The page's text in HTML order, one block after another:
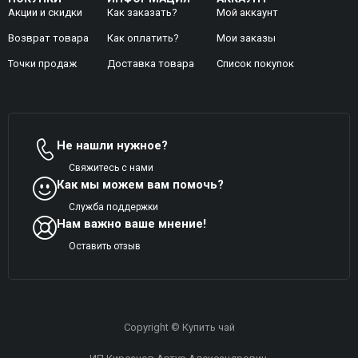
Акции и скидки
Возврат товара
Точки продаж
Как заказать?
Как оплатить?
Доставка товара
Мой аккаунт
Mои заказы
Список покупок
Не нашли нужное?
Свяжитесь с нами
Как мы можем вам помочь?
Служба поддержки
Нам важно ваше мнение!
Оставить отзыв
Copyright © Купить чай